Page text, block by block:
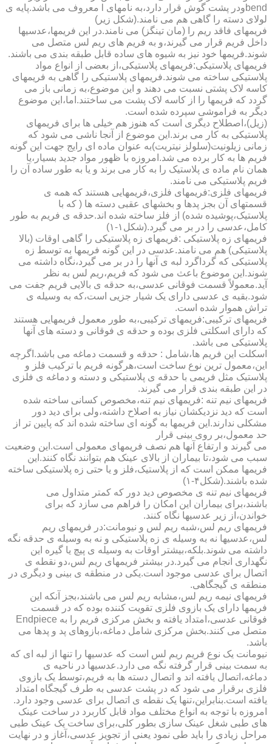
bendودر پشت گوش قرار دارد،به نامهای l معروف می باشد.پایه ی
لولای دسته را گاهی هم می نامند.(شکل زیر)
فریمهای فاقد ریم را (مان تینگز) می نامند.در این فریمها،عدسیها
داخل فریم قرار می گیرند،و به فریم های ریم لس متصل می
شوند.فریمها خود نیز به شیوه های ساده قابل طبقه بندی می باشند.
فریمهای پلاستیکی:فریمهای پلاستیکی،از بعضی از انواع مواد
پلاستیکی ساخته می شوند.فریمهای پلاستیکی را گاهی به فریمهای
کاسه لاک پشتی نسبت می دهند و این موضوع،به زمانی باز می
گردد که فریمها را از کاسه لاک پشت می ساختند.اما،این موضوع
دیگر به فراموشی سپرده شده است.
(زیل)،اصطلاح دیگری است که هنوز هم خیلی ها برای فریمهای
پلاستیکی به کار می برند.این موضوع از آنجا ناشی می شود که
زمانی زیلونیت(سلولز نیتریت)به عنوان ماده ای رایج جهت این گونه
فریم ها به کار برده می شد.امروزه با ظهور مواد جدید بسیار،یا
همان نام ماده ی پلاستیک را به کار می برند و یا به طور ساده آن را
فریم پلاستیکی می نامند.
فریمهای فلزی:فریمهای فلزی،فریمهایی هستند که همه ی
قسمتهای آن بجز پدها و بخشهای عقبی دسته ها ( که با
پلاستیک،پوشیده شده) از فلز ساخته شده اند.حدقه ی فریم به طور
کامل،عدسی را در بر می گیرد.(شکل۱-۱)
فریمهای زه پلاستیکی :فریمهای زه پلاستیکی را گاهی اوقات (بالا
پلاستیکی) هم می نامند.عدسی در این گونه فریمها به توسط زه
پلاستیکی که گرداگرد لبه ی آنها را در بر می گیرد،نگاه داشته می
شوند.این موضوع باعث می شود که فریم،ریم لس به نظر
آید.معمولاً قسمت فوقانی عدسی،به حدقه ی بالایی فریم جفت می
شود.بقیه ی عدسی دارای یک شیار جزیی است،که به وسیله ی
تراش هموار شده است.
فریمهای ترکیبی:فریمهای ترکیبی،به طور معمول فریمهایی هستند
که دارای اسکلتی فلزی بوده و حدقه ی فوقانی و دسته های آنها
پلاستیکی می باشد.
اسکلت این فریم ها،شامل : حدقه و قسمت دماغه می باشد.اگرچه
این،معمول ترین نوع ساخت است،هرگونه فریم با ترکیب فلز و
پلاستیک مثل فریمی با حدقه ی پلاستیکی و دسته و دماغه ی فلزی
در این طبقه بندی قرار می گیرند.
فریمهای نیم تنه :فریمهای نیم تنه،مخصوص کسانی ساخته شده
است که دید نزدیکشان نیاز به اصلاح داشته،ولی برای دید دور
مشکلی ندارند.این فریمها به گونه ای ساخته شده اند که پایین تر از
حد معمول،بر روی بینی قرار
می گیرند و ارتفاع آنها هم نصف فریمهای معمولی است.این وضعیت
سبب می شود،تا بیماران از بالای عینک هم بتوانند نگاه کنند.این
فریمها ممکن است که از پلاستیک،فلز و یا حتی زه پلاستیکی ساخته
شده باشند.(شکل۴-۱)
فریمهای نیم تنه ی مخصوص دید دور که کمتر متداول می
باشند،برای بیماران این امکان را فراهم می سازد که برای
خواندن،از زیر عدسیها نگاه کنند.
فریمهای ریم لس،شبه ریم لس و نیومانت:در فریمهای ریم
لس،عدسیها نه به وسیله ی زه پلاستیکی و نه به وسیله ی حدقه نگه
داشته می شوند.بلکه،بیشتر اوقات به وسیله ی پیچ یا گیره این
نگهداری انجام می گیرد.در بیشتر فریمهای ریم لس،دو نقطه ی
اتصال برای عدسی موجود است.یکی در منطقه ی بینی و دیگری در
منطقه ی گیجگاهی.
فریمهای نیمه ریم لس،مشابه ریم لس می باشند،بجز آنکه این
فریمها دارای یک بازوی فلزی تقویت کننده بوده که در قسمت
فوقانی عدسی،امتداد یافته و بخش مرکزی فریم را به Endpiece
متصل می کنند.بخش مرکزی شامل دماغه،بازوهای پد و پدها می
باشد.
نیومانت یک نوع فریم ریم لس است که عدسیها را تنها از لبه ای که
به سمت بینی قرار گرفته نگه می دارد.عدسیها در ناحیه ی
دماغه،اتصال یافته اند و اتصال دسته ها به فریم،توسط یک بازوی
فلزی برقرار می شود که در پشت عدسی به طرف گیجگاه امتداد
یافته است.بنابراین،تنها یک نقطه ی اتصال برای عدسی وجود دارد.
امروزه با توجه به انواع مختلف مواد قابل کاربرد در ساخت عینک
های طبی شغل عینک سازی بطور کلی،برای ساخت یک عینک طبی
مراحل زیادی را باید طی نمود یعنی از تجویز عدسی،آغاز و در نهایت